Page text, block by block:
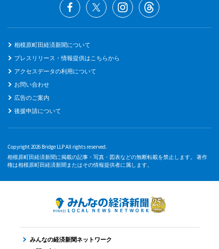
相模原町田経済新聞について
プレスリリース・情報提供はこちらから
アクセスデータの利用について
お問い合わせ
広告のご案内
後援申請について
Copyright 2026 Bridge LLP All rights reserved.
相模原町田経済新聞に掲載の記事・写真・図表などの無断転載を禁止します。 著作
権は相模原町田経済新聞またはその情報提供者に属します。
みんなの経済新聞ネットワーク